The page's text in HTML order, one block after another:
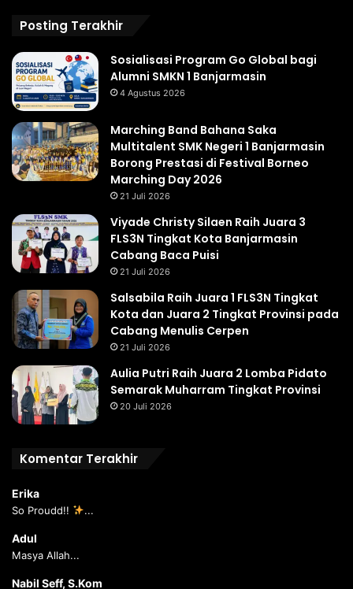
Posting Terakhir
Sosialisasi Program Go Global bagi
Alumni SMKN 1 Banjarmasin
4 Agustus 2026
Marching Band Bahana Saka
Multitalent SMK Negeri 1 Banjarmasin
Borong Prestasi di Festival Borneo
Marching Day 2026
21 Juli 2026
Viyade Christy Silaen Raih Juara 3
FLS3N Tingkat Kota Banjarmasin
Cabang Baca Puisi
21 Juli 2026
Salsabila Raih Juara 1 FLS3N Tingkat
Kota dan Juara 2 Tingkat Provinsi pada
Cabang Menulis Cerpen
21 Juli 2026
Aulia Putri Raih Juara 2 Lomba Pidato
Semarak Muharram Tingkat Provinsi
20 Juli 2026
Komentar Terakhir
Erika
So Proudd!! ...
Adul
Masya Allah...
Nabil Seff, S.Kom